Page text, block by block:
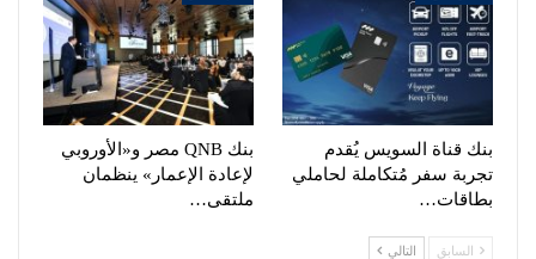
بنك قناة السويس يُقدم
تجربة سفر مُتكاملة لحاملي
بطاقات…
بنك QNB مصر و«الأوروبي
لإعادة الإعمار» ينظمان
ملتقى…
السابق التالي